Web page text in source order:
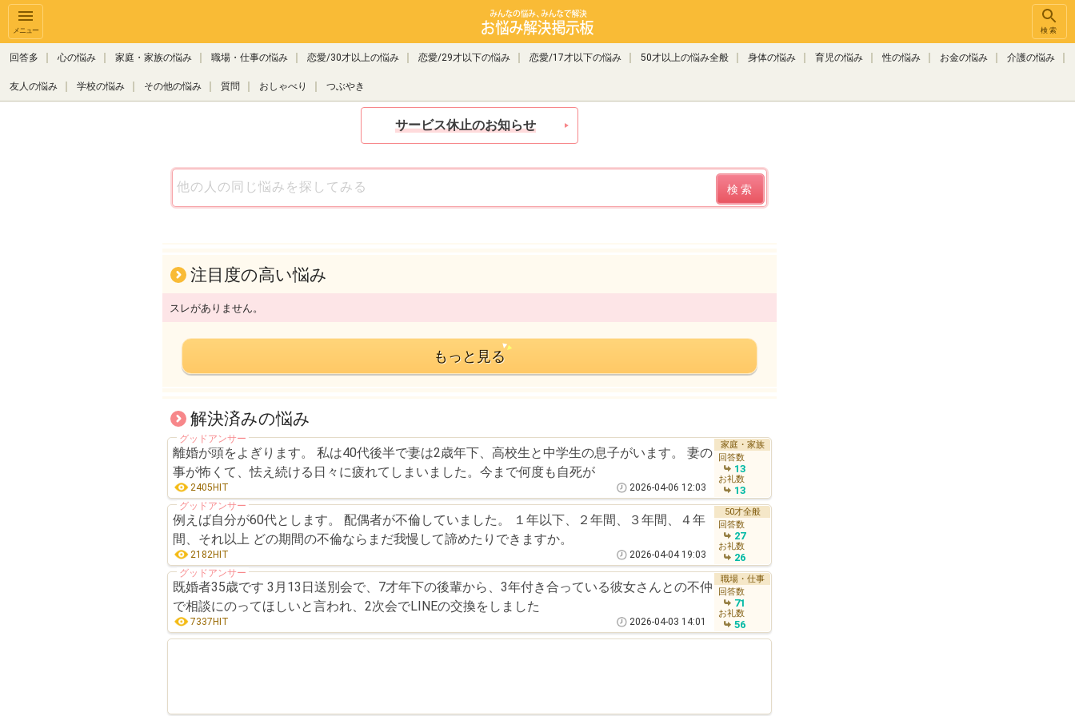
メニュー 検索
回答多 心の悩み 家庭・家族の悩み 職場・仕事の悩み 恋愛/30才以上の悩み 恋愛/29才以下の悩み 恋愛/17才以下の悩み 50才以上の悩み全般 身体の悩み 育児の悩み 性の悩み お金の悩み 介護の悩み
友人の悩み 学校の悩み その他の悩み 質問 おしゃべり つぶやき
サービス休止のお知らせ
検索
注目度の高い悩み
スレがありません。
もっと見る
解決済みの悩み
グッドアンサー
離婚が頭をよぎります。 私は40代後半で妻は2歳年下、高校生と中学生の息子がいます。 妻の
事が怖くて、怯え続ける日々に疲れてしまいました。今まで何度も自死が
2405HIT 2026-04-06 12:03
家庭・家族
回答数
13
お礼数
13
グッドアンサー
例えば自分が60代とします。 配偶者が不倫していました。 １年以下、２年間、３年間、４年
間、それ以上 どの期間の不倫ならまだ我慢して諦めたりできますか。
2182HIT 2026-04-04 19:03
50才全般
回答数
27
お礼数
26
グッドアンサー
既婚者35歳です 3月13日送別会で、7才年下の後輩から、3年付き合っている彼女さんとの不仲
で相談にのってほしいと言われ、2次会でLINEの交換をしました
7337HIT 2026-04-03 14:01
職場・仕事
回答数
71
お礼数
56